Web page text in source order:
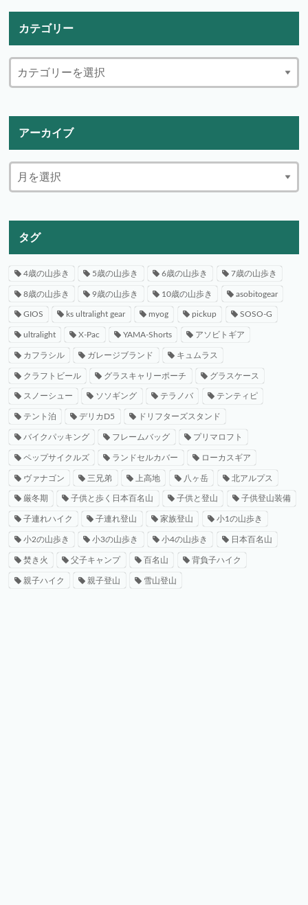
カテゴリー
アーカイブ
タグ
4歳の山歩き 5歳の山歩き 6歳の山歩き 7歳の山歩き
8歳の山歩き 9歳の山歩き 10歳の山歩き asobitogear
GIOS ks ultralight gear myog pickup SOSO-G
ultralight X-Pac YAMA-Shorts アソビトギア
カフラシル ガレージブランド キュムラス
クラフトビール グラスキャリーポーチ グラスケース
スノーシュー ソソギング テラノバ テンティピ
テント泊 デリカD5 ドリフターズスタンド
バイクパッキング フレームバッグ プリマロフト
ペップサイクルズ ランドセルカバー ローカスギア
ヴァナゴン 三兄弟 上高地 八ヶ岳 北アルプス
厳冬期 子供と歩く日本百名山 子供と登山 子供登山装備
子連れハイク 子連れ登山 家族登山 小1の山歩き
小2の山歩き 小3の山歩き 小4の山歩き 日本百名山
焚き火 父子キャンプ 百名山 背負子ハイク
親子ハイク 親子登山 雪山登山